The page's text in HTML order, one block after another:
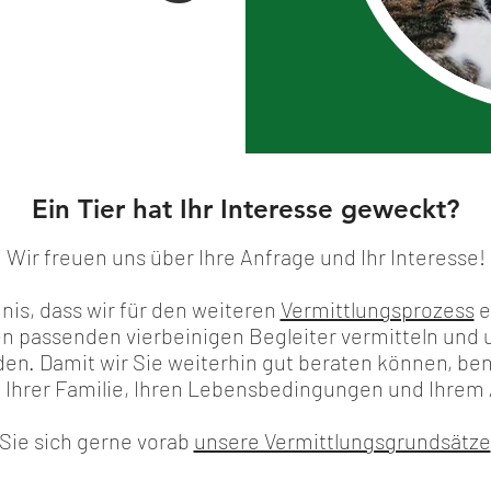
Ein Tier hat Ihr Interesse geweckt?
Wir freuen uns über Ihre Anfrage und Ihr Interesse!
dass wir für den weiteren Vermittlungsprozess
passenden vierbeinigen Begleiter vermitteln und
Damit wir Sie weiterhin gut beraten können,
Ihrer Familie, Ihren Lebensbedingungen und Ihrem
sich gerne vorab unsere Vermittlungsgrundsätze